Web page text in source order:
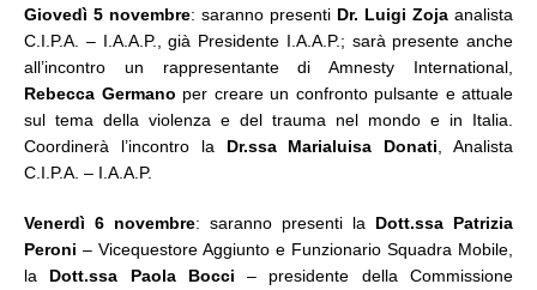
Giovedì 5 novembre: saranno presenti Dr. Luigi Zoja analista
C.I.P.A. – I.A.A.P., già Presidente I.A.A.P.; sarà presente anche
all’incontro un rappresentante di Amnesty International,
Rebecca Germano per creare un confronto pulsante e attuale
sul tema della violenza e del trauma nel mondo e in Italia.
Coordinerà l’incontro la Dr.ssa Marialuisa Donati , Analista
C.I.P.A. – I.A.A.P.
Venerdì 6 novembre: saranno presenti la Dott.ssa Patrizia
Peroni – Vicequestore Aggiunto e Funzionario Squadra Mobile,
la Dott.ssa Paola Bocci – presidente della Commissione